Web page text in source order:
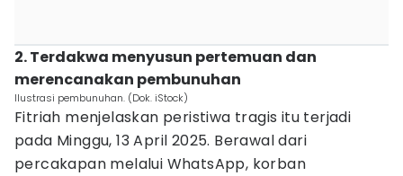
2. Terdakwa menyusun pertemuan dan
merencanakan pembunuhan
Ilustrasi pembunuhan. (Dok. iStock)
Fitriah menjelaskan peristiwa tragis itu terjadi
pada Minggu, 13 April 2025. Berawal dari
percakapan melalui WhatsApp, korban